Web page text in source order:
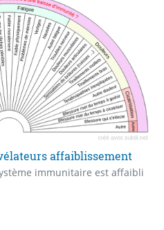
affaiblissement
immunitaire est affaibli